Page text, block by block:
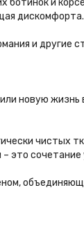
дискомфорта.
и
новую
это сочетание